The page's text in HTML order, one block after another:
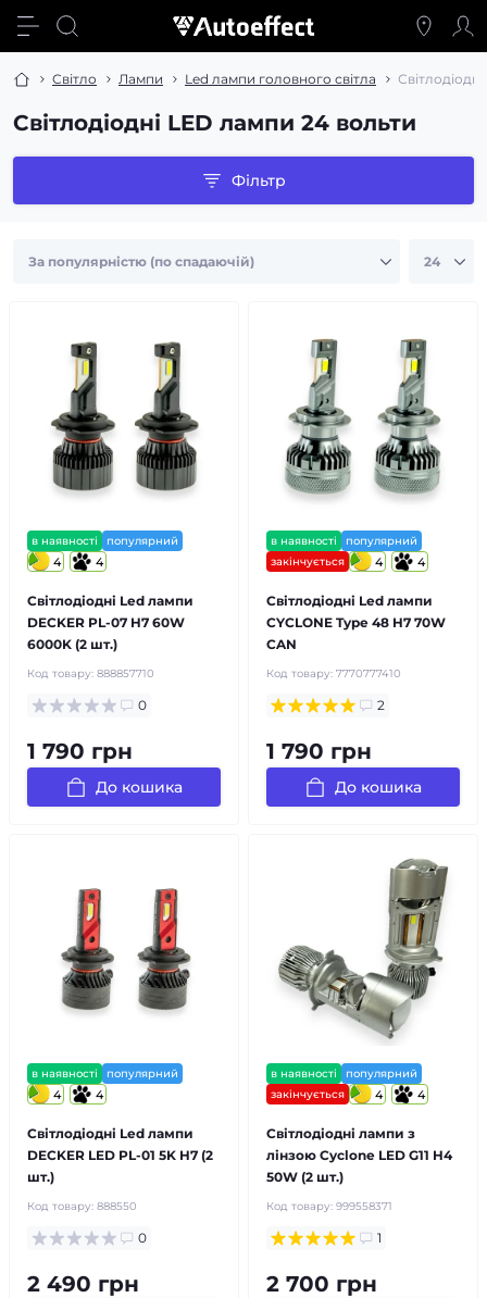
Світло Лампи Led лампи головного світла
Світлодіодні LED лампи 24 вольти
Фільтр
в наявності популярний
4 4
Світлодіодні Led лампи
DECKER PL-07 H7 60W
6000K (2 шт.)
Код товару: 888857710
0
1 790 грн
До кошика
в наявності
популярний
закінчується
4 4
Світлодіодні Led лампи
CYCLONE Type 48 H7 70W
CAN
Код товару: 7770777410
2
1 790 грн
До кошика
в наявності популярний
4 4
Світлодіодні Led лампи
DECKER LED PL-01 5K H7 (2
шт.)
Код товару: 888550
0
2 490 грн
в наявності
популярний
закінчується
4 4
Світлодіодні лампи з
лінзою Cyclone LED G11 H4
50W (2 шт.)
Код товару: 999558371
1
2 700 грн